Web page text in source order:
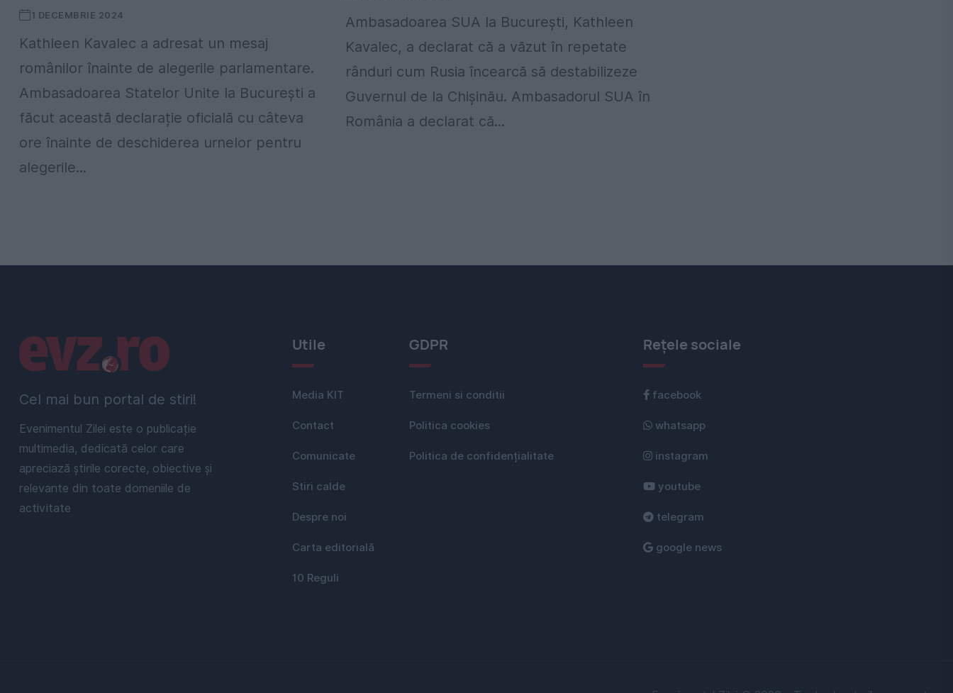
1 DECEMBRIE 2024
Kathleen Kavalec a adresat un mesaj
românilor înainte de alegerile parlamentare.
Ambasadoarea Statelor Unite la București a
făcut această declarație oficială cu câteva
ore înainte de deschiderea urnelor pentru
alegerile...
Ambasadoarea SUA la București, Kathleen
Kavalec, a declarat că a văzut în repetate
rânduri cum Rusia încearcă să destabilizeze
Guvernul de la Chișinău. Ambasadorul SUA în
România a declarat că...
Cel mai bun portal de stiri!
Evenimentul Zilei este o publicație
multimedia, dedicată celor care
apreciază știrile corecte, obiective și
relevante din toate domeniile de
activitate
Linkuri utile Utile
Media KIT
Contact
Comunicate
Stiri calde
Despre noi
Carta editorială
10 Reguli
GDPR
Termeni si conditii
Politica cookies
Politica de confidențialitate
Rețele sociale
facebook
whatsapp
instagram
youtube
telegram
google news